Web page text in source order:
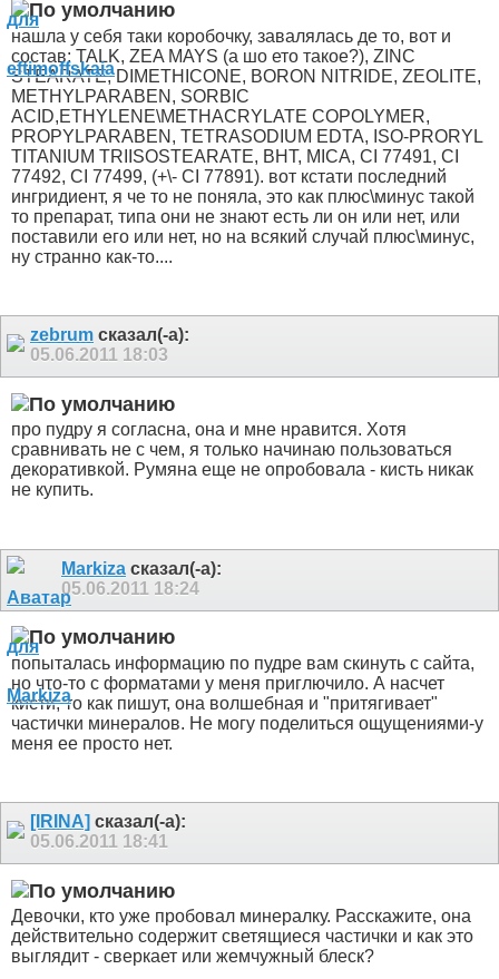
нашла у себя таки коробочку, завалялась де то, вот и
состав: TALK, ZEA MAYS (а шо ето такое?), ZINC
STEARATE, DIMETHICONE, BORON NITRIDE, ZEOLITE,
METHYLPARABEN, SORBIC
ACID,ETHYLENE\METHACRYLATE COPOLYMER,
PROPYLPARABEN, TETRASODIUM EDTA, ISO-PRORYL
TITANIUM TRIISOSTEARATE, BHT, MICA, CI 77491, CI
77492, CI 77499, (+\- CI 77891). вот кстати последний
ингридиент, я че то не поняла, это как плюс\минус такой
то препарат, типа они не знают есть ли он или нет, или
поставили его или нет, но на всякий случай плюс\минус,
ну странно как-то....
zebrum сказал(-а):
05.06.2011 18:03
про пудру я согласна, она и мне нравится. Хотя
сравнивать не с чем, я только начинаю пользоваться
декоративкой. Румяна еще не опробовала - кисть никак
не купить.
Markiza сказал(-а):
05.06.2011 18:24
попыталась информацию по пудре вам скинуть с сайта,
но что-то с форматами у меня приглючило. А насчет
кисти, то как пишут, она волшебная и "притягивает"
частички минералов. Не могу поделиться ощущениями-у
меня ее просто нет.
[IRINA] сказал(-а):
05.06.2011 18:41
Девочки, кто уже пробовал минералку. Расскажите, она
действительно содержит светящиеся частички и как это
выглядит - сверкает или жемчужный блеск?